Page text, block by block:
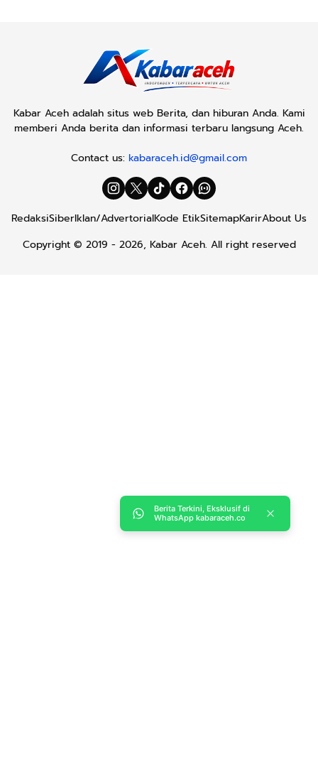
Kabar Aceh adalah situs web Berita, dan hiburan Anda. Kami
memberi Anda berita dan informasi terbaru langsung Aceh.
Contact us: kabaraceh.id@gmail.com
RedaksiSiberIklan/AdvertorialKode EtikSitemapKarirAbout Us
Copyright © 2019 - 2026, Kabar Aceh. All right reserved
Berita Terkini, Eksklusif di
WhatsApp kabaraceh.co